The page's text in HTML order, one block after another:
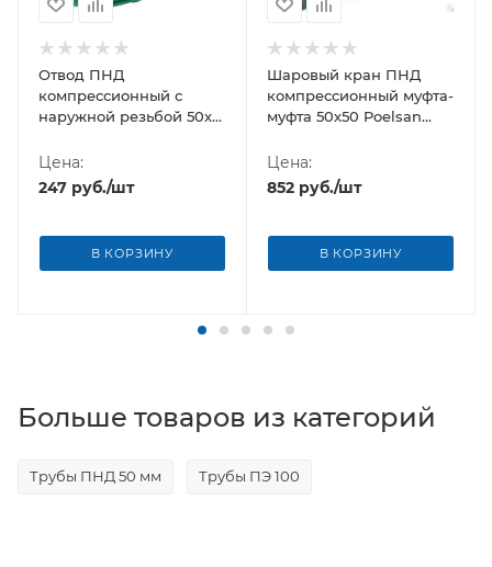
Отвод ПНД
компрессионный с
наружной резьбой 50х2"
Цена:
247 руб./шт
В КОРЗИНУ
Шаровый кран ПНД
компрессионный муфта-
муфта 50х50 Poelsan
Цена:
852 руб./шт
В КОРЗИНУ
Больше товаров из категорий
Трубы ПНД 50 мм Трубы ПЭ 100